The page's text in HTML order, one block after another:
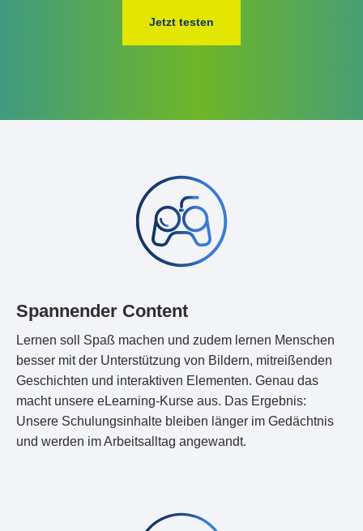
Jetzt testen
Spannender Content
Lernen soll Spaß machen und zudem lernen Menschen
besser mit der Unterstützung von Bildern, mitreißenden
Geschichten und interaktiven Elementen. Genau das
macht unsere eLearning-Kurse aus. Das Ergebnis:
Unsere Schulungsinhalte bleiben länger im Gedächtnis
und werden im Arbeitsalltag angewandt.